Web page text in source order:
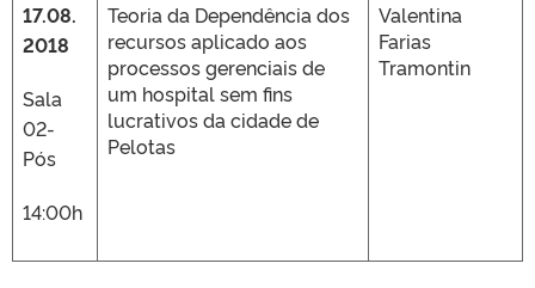
17.08.
2018
Sala
02-
Pós
14:00h
Teoria da Dependência dos
recursos aplicado aos
processos gerenciais de
um hospital sem fins
lucrativos da cidade de
Pelotas
Valentina
Farias
Tramontin